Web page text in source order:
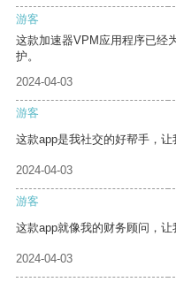
游客
这款加速器VPM应用程序已经
护。
2024-04-03
游客
这款app是我社交的好帮手，让
2024-04-03
游客
这款app就像我的财务顾问，让
2024-04-03